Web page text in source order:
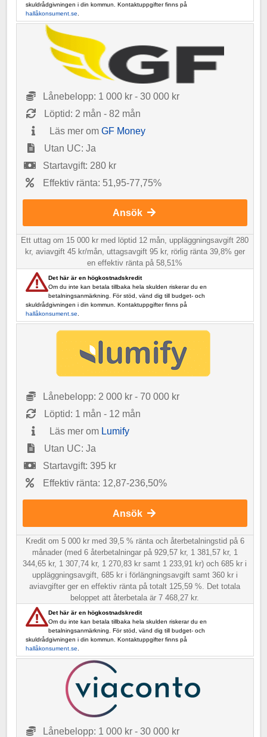
skuldrådgivningen i din kommun. Kontaktuppgifter finns på
hallåkonsument.se
Lånebelopp: 1 000 kr - 30 000 kr
Löptid: 2 mån - 82 mån
Läs mer om GF Money
Utan UC: Ja
Startavgift: 280 kr
Effektiv ränta: 51,95-77,75%
Ansök
Ett uttag om 15 000 kr med löptid 12 mån, uppläggningsavgift 280
kr, aviavgift 45 kr/mån, uttagsavgift 95 kr, rörlig ränta 39,8% ger
en effektiv ränta på 58,51%
Det här är en högkostnadskredit
Om du inte kan betala tillbaka hela skulden riskerar du en
betalningsanmärkning. För stöd, vänd dig till budget- och
skuldrådgivningen i din kommun. Kontaktuppgifter finns på
hallåkonsument.se
Lånebelopp: 2 000 kr - 70 000 kr
Löptid: 1 mån - 12 mån
Läs mer om Lumify
Utan UC: Ja
Startavgift: 395 kr
Effektiv ränta: 12,87-236,50%
Ansök
Kredit om 5 000 kr med 39,5 % ränta och återbetalningstid på 6
månader (med 6 återbetalningar på 929,57 kr, 1 381,57 kr, 1
344,65 kr, 1 307,74 kr, 1 270,83 kr samt 1 233,91 kr) och 685 kr i
uppläggningsavgift, 685 kr i förlängningsavgift samt 360 kr i
aviavgifter ger en effektiv ränta på totalt 125,59 %. Det totala
beloppet att återbetala är 7 468,27 kr.
Det här är en högkostnadskredit
Om du inte kan betala tillbaka hela skulden riskerar du en
betalningsanmärkning. För stöd, vänd dig till budget- och
skuldrådgivningen i din kommun. Kontaktuppgifter finns på
hallåkonsument.se
Lånebelopp: 1 000 kr - 30 000 kr